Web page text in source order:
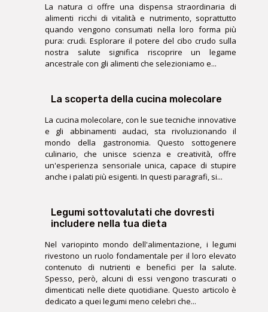
La natura ci offre una dispensa straordinaria di
alimenti ricchi di vitalità e nutrimento, soprattutto
quando vengono consumati nella loro forma più
pura: crudi. Esplorare il potere del cibo crudo sulla
nostra salute significa riscoprire un legame
ancestrale con gli alimenti che selezioniamo e...
La scoperta della cucina molecolare
La cucina molecolare, con le sue tecniche innovative
e gli abbinamenti audaci, sta rivoluzionando il
mondo della gastronomia. Questo sottogenere
culinario, che unisce scienza e creatività, offre
un'esperienza sensoriale unica, capace di stupire
anche i palati più esigenti. In questi paragrafi, si...
Legumi sottovalutati che dovresti
includere nella tua dieta
Nel variopinto mondo dell'alimentazione, i legumi
rivestono un ruolo fondamentale per il loro elevato
contenuto di nutrienti e benefici per la salute.
Spesso, però, alcuni di essi vengono trascurati o
dimenticati nelle diete quotidiane. Questo articolo è
dedicato a quei legumi meno celebri che...